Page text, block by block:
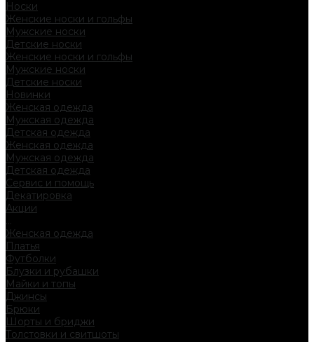
Носки
Женские носки и гольфы
Мужские носки
Детские носки
Женские носки и гольфы
Мужские носки
Детские носки
Новинки
Женская одежда
Мужская одежда
Детская одежда
Женская одежда
Мужская одежда
Детская одежда
Сервис и помощь
Декатировка
Акции
...
Женская одежда
Платья
Футболки
Блузки и рубашки
Майки и топы
Джинсы
Брюки
Шорты и бриджи
Толстовки и свитшоты